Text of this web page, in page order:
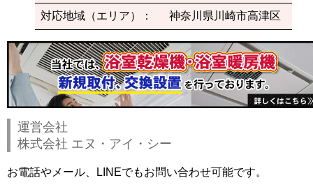
対応地域（エリア）： 神奈川県川崎市高津区
運営会社
株式会社 エヌ・アイ・シー
お電話やメール、LINEでもお問い合わせ可能です。